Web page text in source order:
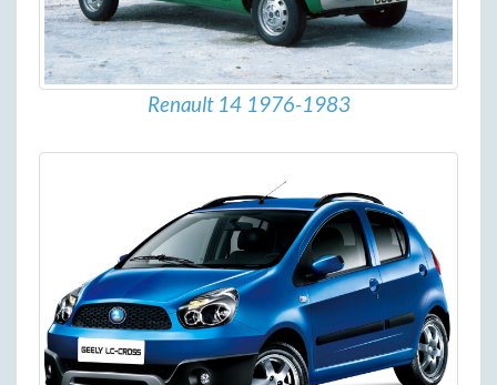
Renault 14 1976-1983